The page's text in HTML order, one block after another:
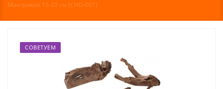
Мангровая 15-20 см (CHD-001)
СОВЕТУЕМ